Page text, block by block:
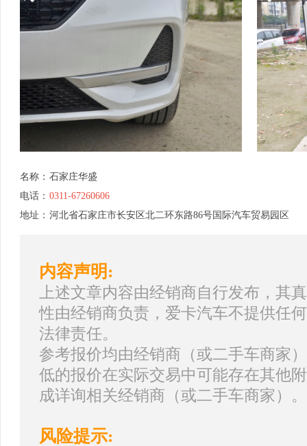
名称： 石家庄华盛
电话： 0311-67260606
地址： 河北省石家庄市长安区北二环东路86号国际汽车贸易园区
内容声明:
上述文章内容由经销商自行发布，其
性由经销商负责，爱卡汽车不提供任
法律责任。
参考报价均由经销商（或二手车商家
低的报价在实际交易中可能存在其他
成详询相关经销商（或二手车商家）。
风险提示: